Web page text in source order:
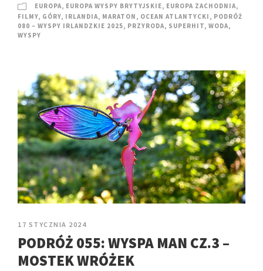
EUROPA, EUROPA WYSPY BRYTYJSKIE, EUROPA ZACHODNIA,
FILMY, GÓRY, IRLANDIA, MARATON , OCEAN ATLANTYCKI , PODRÓŻ
080 – WYSPY IRLANDZKIE 2025, PRZYRODA, SUPERHIT, WODA,
WYSPY
17 STYCZNIA 2024
PODRÓŻ 055: WYSPA MAN CZ.3 –
MOSTEK WRÓŻEK